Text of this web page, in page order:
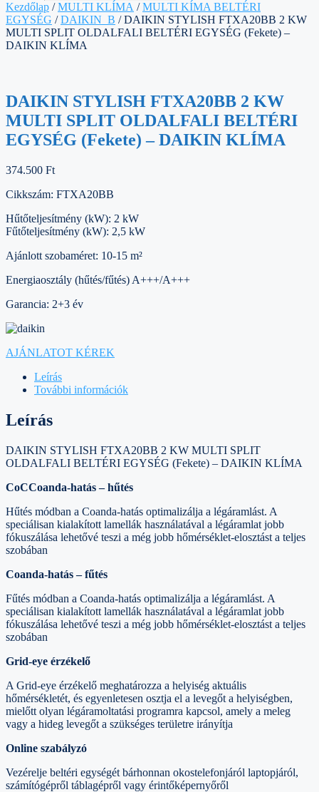
Kezdőlap /MULTI KLÍMA /MULTI KÍMA BELTÉRI
EGYSÉG /DAIKIN_B / DAIKIN STYLISH FTXA20BB 2 KW
MULTI SPLIT OLDALFALI BELTÉRI EGYSÉG (Fekete) –
DAIKIN KLÍMA
DAIKIN STYLISH FTXA20BB 2 KW
MULTI SPLIT OLDALFALI BELTÉRI
EGYSÉG (Fekete) – DAIKIN KLÍMA
374.500 Ft
Cikkszám: FTXA20BB
Hűtőteljesítmény (kW): 2 kW
Fűtőteljesítmény (kW): 2,5 kW
Ajánlott szobaméret: 10-15 m²
Energiaosztály (hűtés/fűtés) A+++/A+++
Garancia: 2+3 év
AJÁNLATOT KÉREK
Leírás
További információk
Leírás
DAIKIN STYLISH FTXA20BB 2 KW MULTI SPLIT
OLDALFALI BELTÉRI EGYSÉG (Fekete) – DAIKIN KLÍMA
CoCCoanda-hatás – hűtés
Hűtés módban a Coanda-hatás optimalizálja a légáramlást. A
speciálisan kialakított lamellák használatával a légáramlat jobb
fókuszálása lehetővé teszi a még jobb hőmérséklet-elosztást a teljes
szobában
Coanda-hatás – fűtés
Fűtés módban a Coanda-hatás optimalizálja a légáramlást. A
speciálisan kialakított lamellák használatával a légáramlat jobb
fókuszálása lehetővé teszi a még jobb hőmérséklet-elosztást a teljes
szobában
Grid-eye érzékelő
A Grid-eye érzékelő meghatározza a helyiség aktuális
hőmérsékletét, és egyenletesen osztja el a levegőt a helyiségben,
mielőtt olyan légáramoltatási programra kapcsol, amely a meleg
vagy a hideg levegőt a szükséges területre irányítja
Online szabályzó
Vezérelje beltéri egységét bárhonnan okostelefonjáról laptopjáról,
számítógépről táblagépről vagy érintőképernyőről